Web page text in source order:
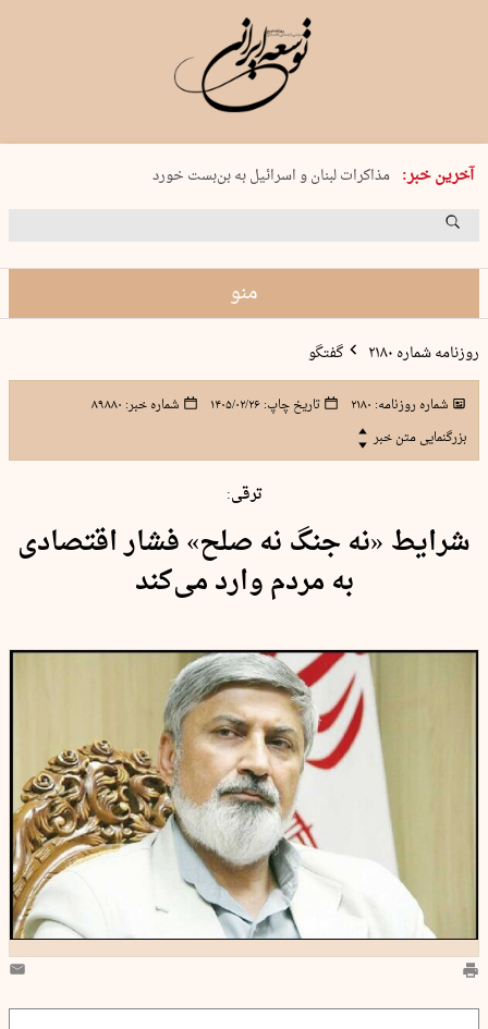
آخرین خبر:
طالبان: داعش را در افغانستان کاملاً…
مذاکرات لبنان و اسرائیل به بن‌بست خورد
پکن اعلام کرد؛ نوسازی ارتش و ارتقای…
منو
روزنامه شماره ۲۱۸۰ گفتگو
شماره روزنامه: ۲۱۸۰ تاریخ چاپ:۱۴۰۵/۰۲/۲۶ شماره خبر: ۸۹۸۸۰
بزرگنمایی متن خبر
ترقی:
شرایط «نه جنگ نه صلح» فشار اقتصادی
به مردم وارد می‌کند